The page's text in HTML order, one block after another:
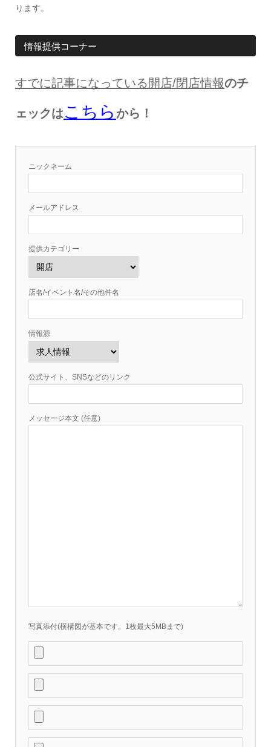
ります。
情報提供コーナー
すでに記事になっている開店/閉店情報のチ
ェックはこちら から！
ニックネーム
メールアドレス
提供カテゴリー
店名/イベント名/その他件名
情報源
公式サイト、SNSなどのリンク
メッセージ本文 (任意)
写真添付(横構図が基本です。1枚最大5MBまで)